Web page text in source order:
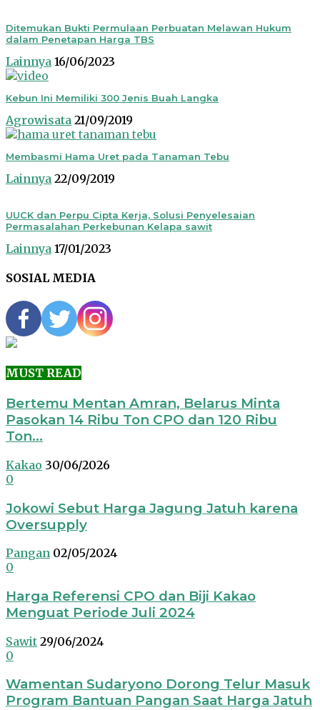
Ditemukan Bukti Permulaan Perbuatan Melawan Hukum
dalam Penetapan Harga TBS
Lainnya 16/06/2023
Kebun Ini Memiliki 300 Jenis Buah Langka
Agrowisata 21/09/2019
Membasmi Hama Uret pada Tanaman Tebu
Lainnya 22/09/2019
UUCK dan Perpu Cipta Kerja, Solusi Penyelesaian
Permasalahan Perkebunan Kelapa sawit
Lainnya 17/01/2023
SOSIAL MEDIA
MUST READ
Bertemu Mentan Amran, Belarus Minta
Pasokan 14 Ribu Ton CPO dan 120 Ribu
Ton...
Kakao 30/06/2026
0
Jokowi Sebut Harga Jagung Jatuh karena
Oversupply
Pangan 02/05/2024
0
Harga Referensi CPO dan Biji Kakao
Menguat Periode Juli 2024
Sawit 29/06/2024
0
Wamentan Sudaryono Dorong Telur Masuk
Program Bantuan Pangan Saat Harga Jatuh